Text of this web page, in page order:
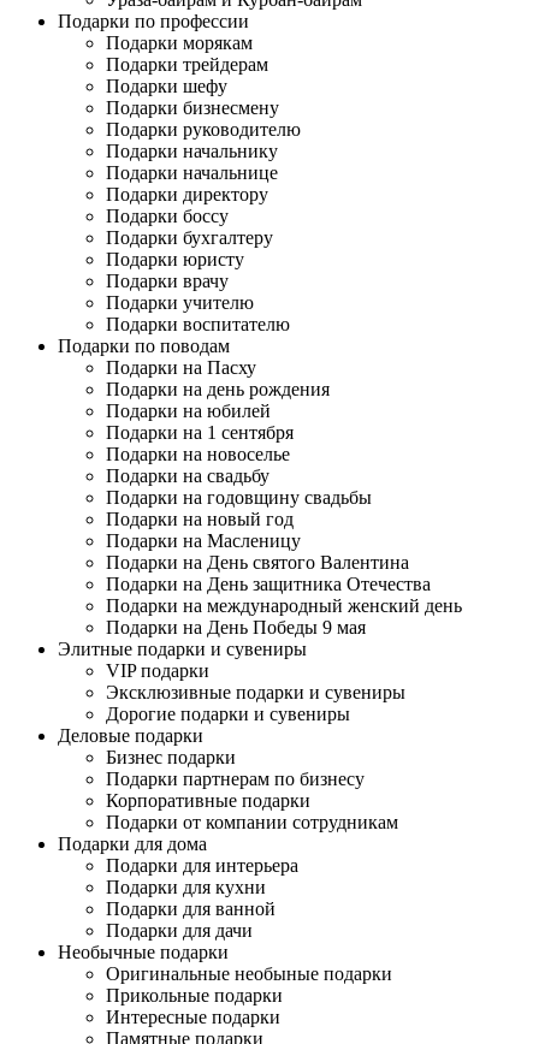
Подарки по профессии
Подарки морякам
Подарки трейдерам
Подарки шефу
Подарки бизнесмену
Подарки руководителю
Подарки начальнику
Подарки начальнице
Подарки директору
Подарки боссу
Подарки бухгалтеру
Подарки юристу
Подарки врачу
Подарки учителю
Подарки воспитателю
Подарки по поводам
Подарки на Пасху
Подарки на день рождения
Подарки на юбилей
Подарки на 1 сентября
Подарки на новоселье
Подарки на свадьбу
Подарки на годовщину свадьбы
Подарки на новый год
Подарки на Масленицу
Подарки на День святого Валентина
Подарки на День защитника Отечества
Подарки на международный женский день
Подарки на День Победы 9 мая
Элитные подарки и сувениры
VIP подарки
Эксклюзивные подарки и сувениры
Дорогие подарки и сувениры
Деловые подарки
Бизнес подарки
Подарки партнерам по бизнесу
Корпоративные подарки
Подарки от компании сотрудникам
Подарки для дома
Подарки для интерьера
Подарки для кухни
Подарки для ванной
Подарки для дачи
Необычные подарки
Оригинальные необыные подарки
Прикольные подарки
Интересные подарки
Памятные подарки